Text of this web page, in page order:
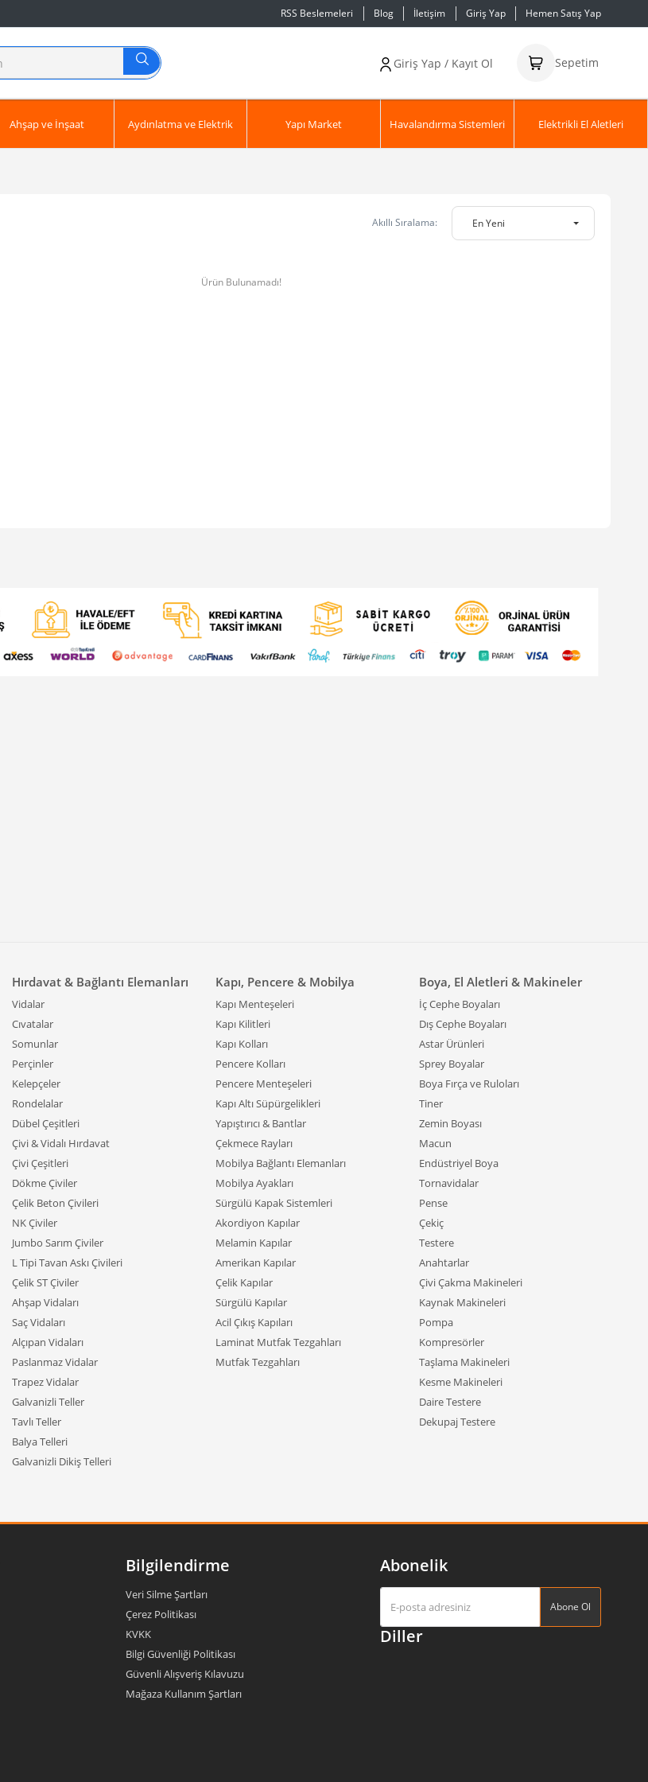
RSS Beslemeleri Blog İletişim Giriş Yap Hemen Satış Yap
Giriş Yap / Kayıt Ol Sepetim
Ahşap ve İnşaat Aydınlatma ve Elektrik Yapı Market Havalandırma Sistemleri Elektrikli El Aletleri
Akıllı Sıralama: En Yeni
Ürün Bulunamadı!
Hırdavat & Bağlantı Elemanları
Vidalar
Cıvatalar
Somunlar
Perçinler
Kelepçeler
Rondelalar
Dübel Çeşitleri
Çivi & Vidalı Hırdavat
Çivi Çeşitleri
Dökme Çiviler
Çelik Beton Çivileri
NK Çiviler
Jumbo Sarım Çiviler
L Tipi Tavan Askı Çivileri
Çelik ST Çiviler
Ahşap Vidaları
Saç Vidaları
Alçıpan Vidaları
Paslanmaz Vidalar
Trapez Vidalar
Galvanizli Teller
Tavlı Teller
Balya Telleri
Galvanizli Dikiş Telleri
Kapı, Pencere & Mobilya
Kapı Menteşeleri
Kapı Kilitleri
Kapı Kolları
Pencere Kolları
Pencere Menteşeleri
Kapı Altı Süpürgelikleri
Yapıştırıcı & Bantlar
Çekmece Rayları
Mobilya Bağlantı Elemanları
Mobilya Ayakları
Sürgülü Kapak Sistemleri
Akordiyon Kapılar
Melamin Kapılar
Amerikan Kapılar
Çelik Kapılar
Sürgülü Kapılar
Acil Çıkış Kapıları
Laminat Mutfak Tezgahları
Mutfak Tezgahları
Boya, El Aletleri & Makineler
İç Cephe Boyaları
Dış Cephe Boyaları
Astar Ürünleri
Sprey Boyalar
Boya Fırça ve Ruloları
Tiner
Zemin Boyası
Macun
Endüstriyel Boya
Tornavidalar
Pense
Çekiç
Testere
Anahtarlar
Çivi Çakma Makineleri
Kaynak Makineleri
Pompa
Kompresörler
Taşlama Makineleri
Kesme Makineleri
Daire Testere
Dekupaj Testere
Bilgilendirme
Veri Silme Şartları
Çerez Politikası
KVKK
Bilgi Güvenliği Politikası
Güvenli Alışveriş Kılavuzu
Mağaza Kullanım Şartları
Abonelik
Abone Ol
Diller